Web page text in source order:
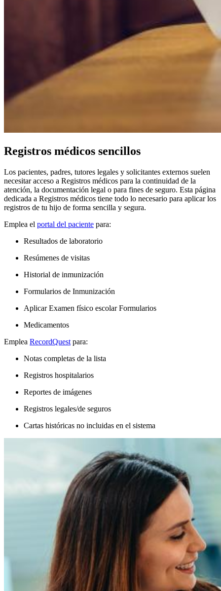
Registros médicos sencillos
Los pacientes, padres, tutores legales y solicitantes externos suelen
necesitar acceso a Registros médicos para la continuidad de la
atención, la documentación legal o para fines de seguro. Esta página
dedicada a Registros médicos tiene todo lo necesario para aplicar los
registros de tu hijo de forma sencilla y segura.
Emplea el portal del paciente para:
Resultados de laboratorio
Resúmenes de visitas
Historial de inmunización
Formularios de Inmunización
Aplicar Examen físico escolar Formularios
Medicamentos
Emplea RecordQuest para:
Notas completas de la lista
Registros hospitalarios
Reportes de imágenes
Registros legales/de seguros
Cartas históricas no incluidas en el sistema